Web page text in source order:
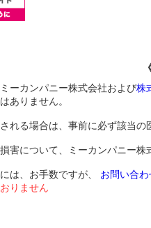
ーカンパニー株式会社および株
ありません。
れる場合は、事前に必ず該当の
害について、ミーカンパニー株
は、お手数ですが、 お問い合
りません